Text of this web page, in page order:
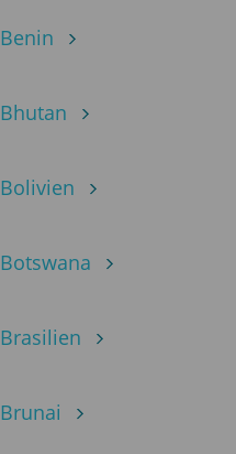
Benin
Bhutan
Bolivien
Botswana
Brasilien
Brunai